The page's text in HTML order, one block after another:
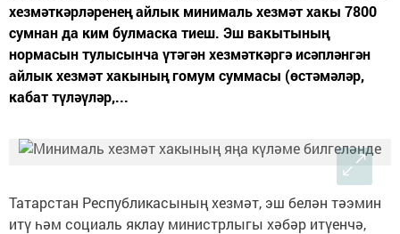
хезмәткәрләренең айлык минималь хезмәт хакы 7800
сумнан да ким булмаска тиеш. Эш вакытының
нормасын тулысынча үтәгән хезмәткәргә исәпләнгән
айлык хезмәт хакының гомум суммасы (өстәмәләр,
кабат түләүләр,...
Татарстан Республикасының хезмәт, эш белән тәэмин
итү һәм социаль яклау министрлыгы хәбәр итүенчә,